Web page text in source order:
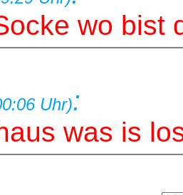
wo bist
Uhr):
was is